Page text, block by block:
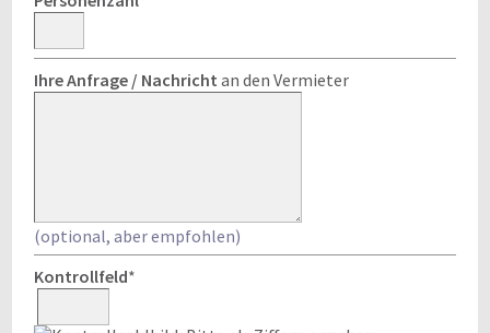
Ihre Anfrage / Nachricht an den Vermieter
(optional, aber empfohlen)
Kontrollfeld*